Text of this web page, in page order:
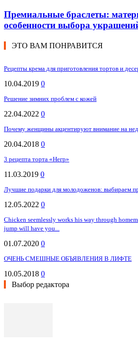
Премиальные браслеты:
особенности выбора
ЭТО ВАМ ПОНРАВИТСЯ
Рецепты крема для приготовления тортов и
10.04.2019 0
Решение зимних проблем с кожей
22.04.2022 0
Почему женщины акцентируют внимание на
20.04.2018 0
3 рецепта торта «Негр»
11.03.2019 0
Лучшие подарки для молодоженов: выбираем
12.05.2022 0
Chicken seemlessly works his way through
jump will have you...
01.07.2020 0
ОЧЕНЬ СМЕШНЫЕ ОБЪЯВЛЕНИЯ В ЛИФТЕ
10.05.2018 0
Выбор редактора